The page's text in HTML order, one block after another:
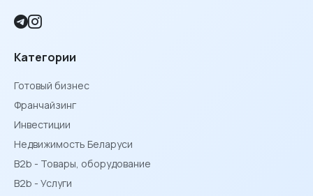
Категории
Готовый бизнес
Франчайзинг
Инвестиции
Недвижимость Беларуси
B2b - Товары, оборудование
B2b - Услуги